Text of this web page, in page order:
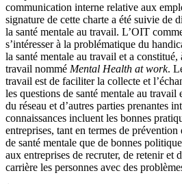
communication interne relative aux
signature de cette charte a été suivie de
la santé mentale au travail. L’OIT
s’intéresser à la problématique du
la santé mentale au travail et a
travail nommé Mental Health at work.
travail est de faciliter la collecte et
les questions de santé mentale au travail
du réseau et d’autres parties prenantes
connaissances incluent les bonnes
entreprises, tant en termes de
de santé mentale que de bonnes
aux entreprises de recruter, de retenir et
carrière les personnes avec des